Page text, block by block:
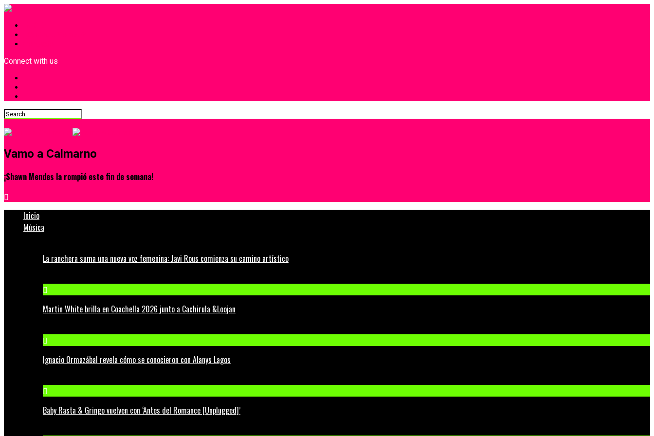
Connect with us
Vamo a Calmarno
¡Shawn Mendes la rompió este fin de semana!
Inicio
Música
La ranchera suma una nueva voz femenina: Javi Rous comienza su camino artístico
Martin White brilla en Coachella 2026 junto a Cachirula &Loojan
Ignacio Ormazábal revela cómo se conocieron con Alanys Lagos
Baby Rasta & Gringo vuelven con ‘Antes del Romance [Unplugged]’